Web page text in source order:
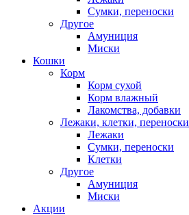
Сумки, переноски
Другое
Амуниция
Миски
Кошки
Корм
Корм сухой
Корм влажный
Лакомства, добавки
Лежаки, клетки, переноски
Лежаки
Сумки, переноски
Клетки
Другое
Амуниция
Миски
Акции